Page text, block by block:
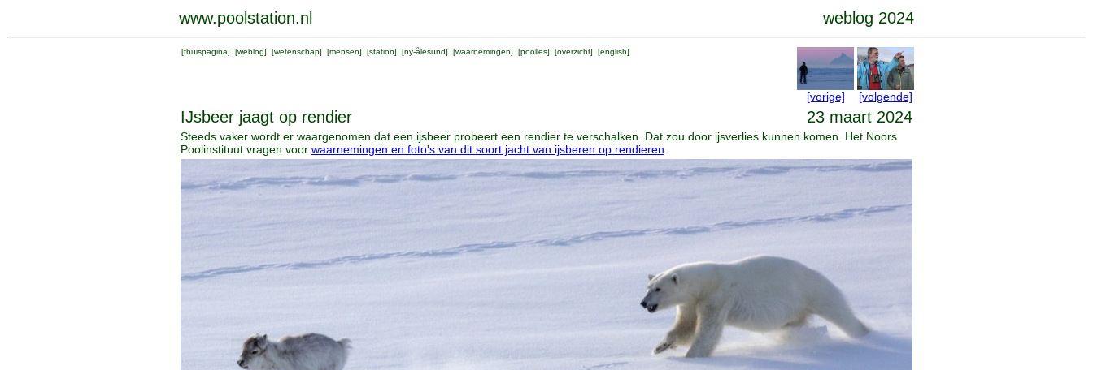
www.poolstation.nl weblog 2024
[thuispagina] [weblog] [wetenschap] [mensen] [station] [ny-ålesund] [waarnemingen] [poolles] [overzicht] [english]
[vorige] [volgende]
IJsbeer jaagt op rendier 23 maart 2024
Steeds vaker wordt er waargenomen dat een ijsbeer probeert een rendier te verschalken. Dat zou door ijsverlies kunnen komen. Het Noors
Poolinstituut vragen voor waarnemingen en foto's van dit soort jacht van ijsberen op rendieren